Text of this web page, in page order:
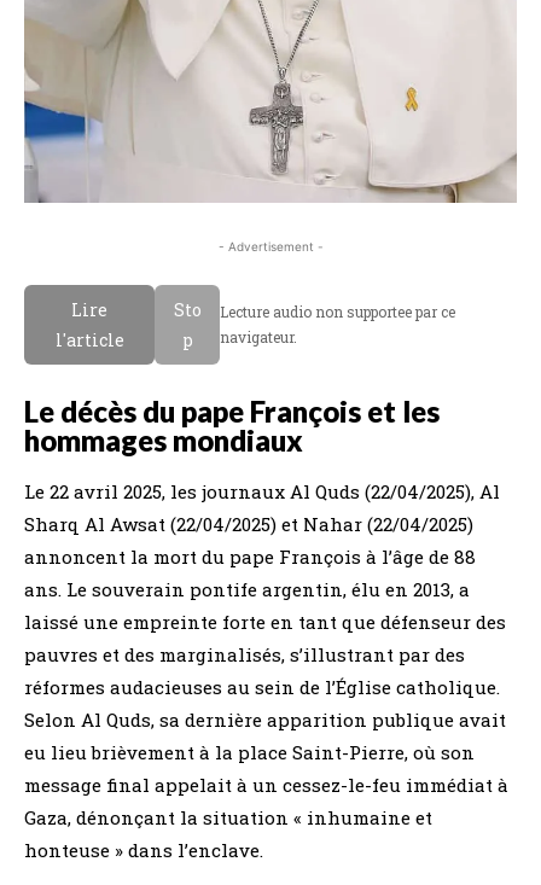
- Advertisement -
Lire
l'article
Sto
p
Lecture audio non supportee par ce
navigateur.
Le décès du pape François et les
hommages mondiaux
Le 22 avril 2025, les journaux Al Quds (22/04/2025), Al
Sharq Al Awsat (22/04/2025) et Nahar (22/04/2025)
annoncent la mort du pape François à l’âge de 88
ans. Le souverain pontife argentin, élu en 2013, a
laissé une empreinte forte en tant que défenseur des
pauvres et des marginalisés, s’illustrant par des
réformes audacieuses au sein de l’Église catholique.
Selon Al Quds, sa dernière apparition publique avait
eu lieu brièvement à la place Saint-Pierre, où son
message final appelait à un cessez-le-feu immédiat à
Gaza, dénonçant la situation « inhumaine et
honteuse » dans l’enclave.